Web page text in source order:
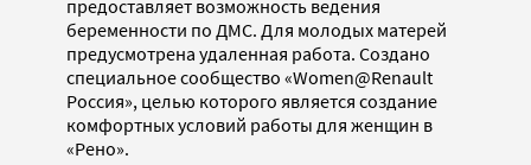
предоставляет возможность ведения
беременности по ДМС. Для молодых матерей
предусмотрена удаленная работа. Создано
специальное сообщество «Women@Renault
Россия», целью которого является создание
комфортных условий работы для женщин в
«Рено».